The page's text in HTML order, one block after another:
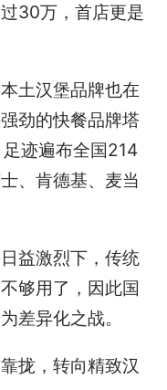
30万，首店更是
土汉堡品牌也在
劲的快餐品牌塔
迹遍布全国214
、肯德基、麦当
益激烈下，传统
够用了，因此国
差异化之战。
拢，转向精致汉